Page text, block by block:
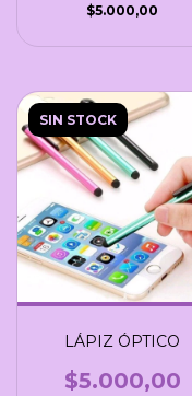
$5.000,00
SIN STOCK
LÁPIZ ÓPTICO
$5.000,00